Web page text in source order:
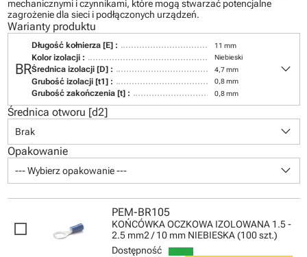
mechanicznymi i czynnikami, które mogą stwarzać potencjalne
zagrożenie dla sieci i podłączonych urządzeń.
Warianty produktu
BR
Długość kołnierza [E] : 11 mm
Kolor izolacji : Niebieski
Średnica izolacji [D] : 4,7 mm
Grubość izolacji [t1] : 0,8 mm
Grubość zakończenia [t] : 0,8 mm
keyboard_arrow_down
Średnica otworu [d2]
Brak keyboard_arrow_down
Opakowanie
--- Wybierz opakowanie --- keyboard_arrow_down
PEM-BR105
KOŃCÓWKA OCZKOWA IZOLOWANA 1.5 -
2.5 mm2 / 10 mm NIEBIESKA (100 szt.)
Dostępność